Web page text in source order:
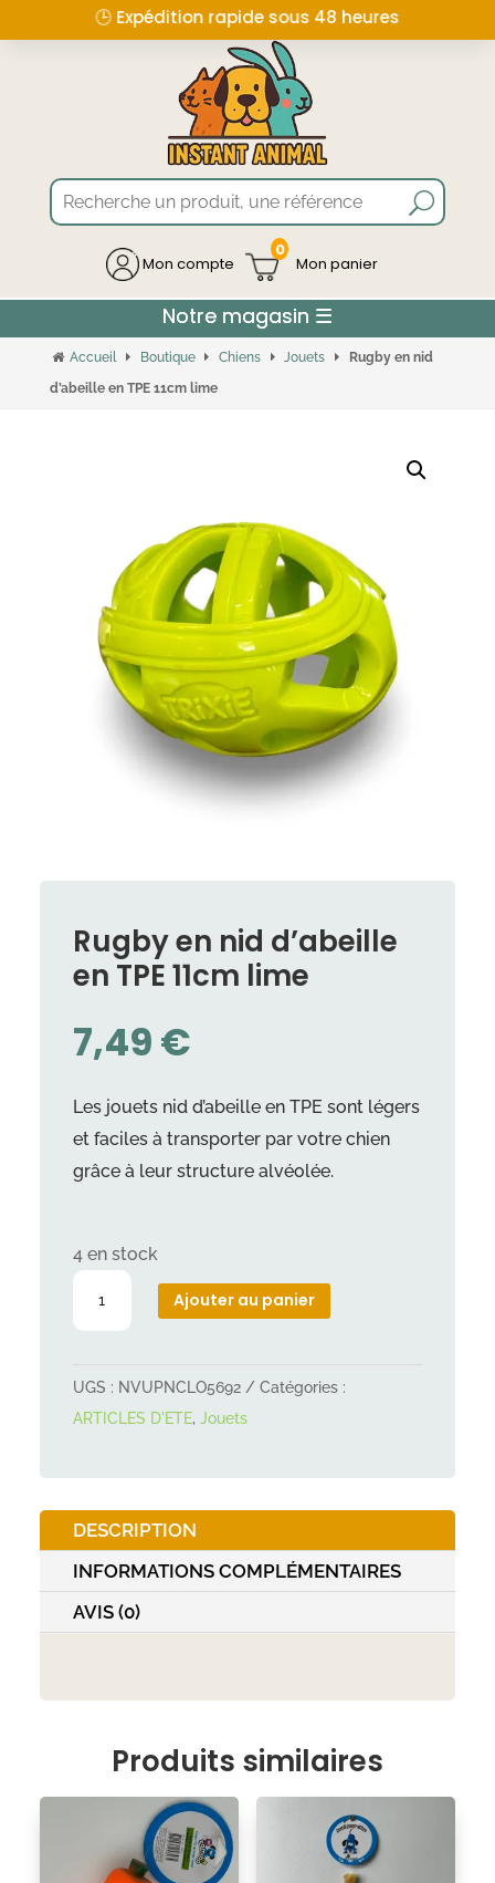
🕒 Expédition rapide sous 48 heures
Mon compte
0
Accueil Boutique Chiens Jouets
Rugby en nid
d’abeille en TPE 11cm lime
Rugby en nid d’abeille
en TPE 11cm lime
7,49€
Les jouets nid d’abeille en TPE sont légers
et faciles à transporter par votre chien
grâce à leur structure alvéolée.
4 en stock
en
nid
11cm
lime
Ajouter au panier
UGS : NVUPNCLO5692
Catégories :
ARTICLES D'ETE, Jouets
DESCRIPTION
INFORMATIONS COMPLÉMENTAIRES
AVIS (0)
Produits similaires